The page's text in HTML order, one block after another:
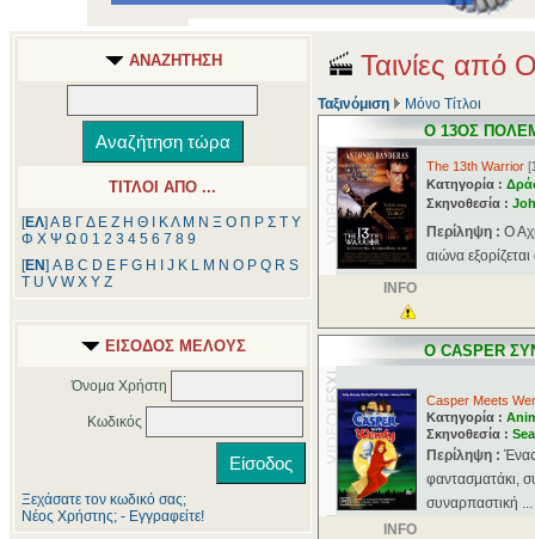
ΑΝΑΖΗΤΗΣΗ
ΤΙΤΛΟΙ ΑΠΟ ...
[ΕΛ] Α Β ΓΔ Ε Ζ Η Θ ΚΛ Μ Ν Ξ Ο Π Ρ Σ Τ Υ
Φ Χ Ψ Ω 0 1 2 3 4 5 6 7 8 9
[ΕΝ] A B C D E F G H J K L M N O P Q R S
T U V W X Y Z
ΕΙΣΟΔΟΣ ΜΕΛΟΥΣ
Όνομα Χρήστη
Κωδικός
Ξεχάσατε τον κωδικό σας;
Νέος Χρήστης; - Εγγραφείτε!
Ταινίες από
Ταξινόμιση Μόνο Τίτλοι
Ο 13ΟΣ
The 13th Warrior [
Κατηγορία :
Σκηνοθεσία :
Περίληψη : Ο
αιώνα
INFO
Ο CASPER
Casper Meets
Κατηγορία :
Σκηνοθεσία :
Περίληψη :
φαντασματάκι,
συναρπαστική ...
INFO